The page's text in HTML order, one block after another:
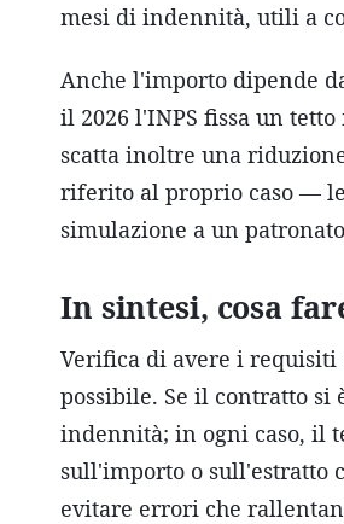
mesi di indennità, utili a
Anche l'importo dipende
il 2026 l'INPS fissa un
scatta inoltre una
riferito al proprio caso —
simulazione a un
In sintesi, cosa
Verifica di avere i
possibile. Se il contratto
indennità; in ogni caso, il
sull'importo o sull'estratto
evitare errori che